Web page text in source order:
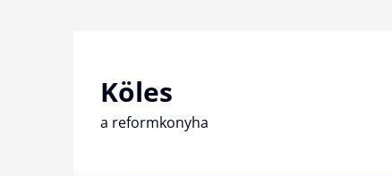
Köles
a reformkonyha